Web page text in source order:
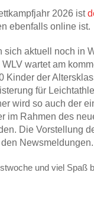
2026 ist
ebenfalls online ist.
aktuell noch in
WLV wartet am
Kinder der
für
wird so auch der
im Rahmen des
Die Vorstellung
Newsmeldungen.
und viel Spaß